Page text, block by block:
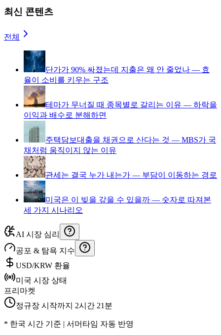
최신 콘텐츠
전체
단가가 90% 싸졌는데 지출은 왜 안 줄었나 — 효
율이 소비를 키우는 구조
테마가 무너질 때 종목별로 갈리는 이유 — 하락을
이익과 배수로 분해하면
주택담보대출을 채권으로 산다는 것 — MBS가 국
채처럼 움직이지 않는 이유
관세는 결국 누가 내는가 — 부담이 이동하는 경로
미국은 이 빚을 갚을 수 있을까 — 숫자로 따져본
세 가지 시나리오
AI 시장 심리
공포 & 탐욕 지수
USD/KRW 환율
미국 시장 상태
프리마켓
정규장 시작까지 2시간 21분
* 한국 시간 기준 | 서머타임 자동 반영